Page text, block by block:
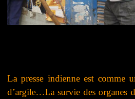
La presse indienne est comme
d’argile…La survie des organes